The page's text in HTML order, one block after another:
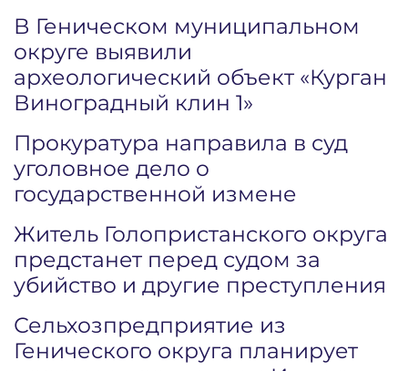
В Геническом муниципальном
округе выявили
археологический объект «Курган
Виноградный клин 1»
Прокуратура направила в суд
уголовное дело о
государственной измене
Житель Голопристанского округа
предстанет перед судом за
убийство и другие преступления
Сельхозпредприятие из
Генического округа планирует